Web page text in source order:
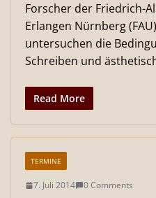
Forscher der Friedrich-
Erlangen Nürnberg
untersuchen die
Schreiben und
Read More
TERMINE
7. Juli 2014 0 Comments